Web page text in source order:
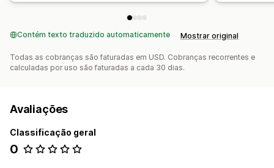
Contém texto traduzido automaticamente Mostrar original
Todas as cobranças são faturadas em USD. Cobranças recorrentes e
calculadas por uso são faturadas a cada 30 dias.
Avaliações
Classificação geral
0